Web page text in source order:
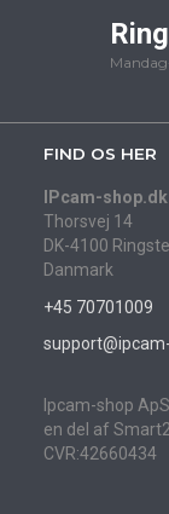
FIND OS HER
IPcam-shop.dk
Thorsvej 14
DK-4100
Danmark
+45 70701009
Ipcam-shop ApS
en del af
CVR:42660434